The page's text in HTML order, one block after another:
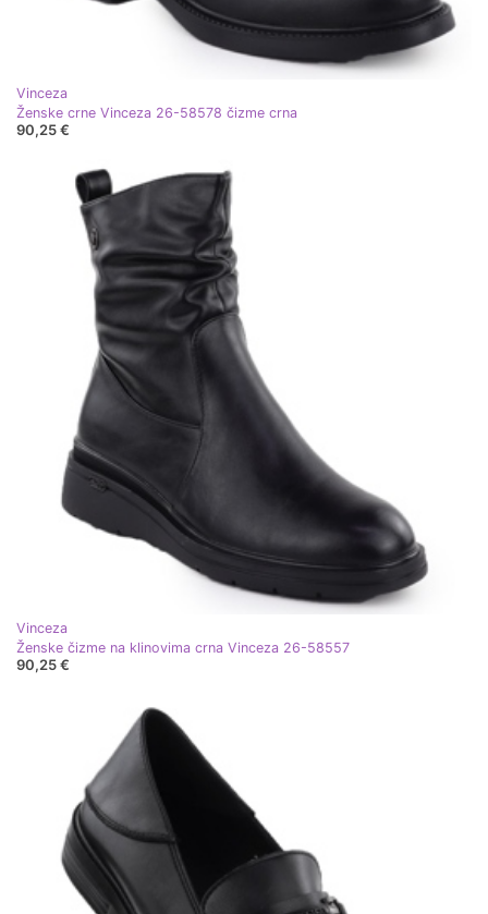
Vinceza
Ženske crne Vinceza 26-58578 čizme crna
90,25 €
Vinceza
Ženske čizme na klinovima crna Vinceza 26-58557
90,25 €